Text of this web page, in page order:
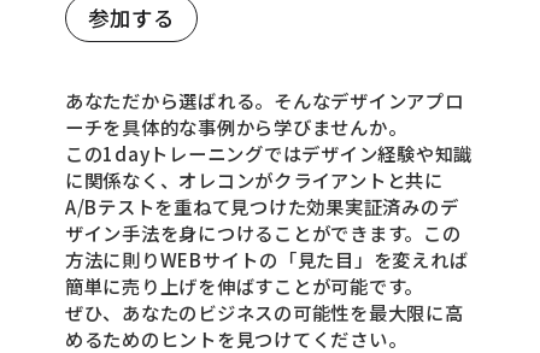
参加する
あなただから選ばれる。そんなデザインアプロ
ーチを具体的な事例から学びませんか。
この1dayトレーニングではデザイン経験や知識
に関係なく、オレコンがクライアントと共に
A/Bテストを重ねて見つけた効果実証済みのデ
ザイン手法を身につけることができます。この
方法に則りWEBサイトの「見た目」を変えれば
簡単に売り上げを伸ばすことが可能です。
ぜひ、あなたのビジネスの可能性を最大限に高
めるためのヒントを見つけてください。